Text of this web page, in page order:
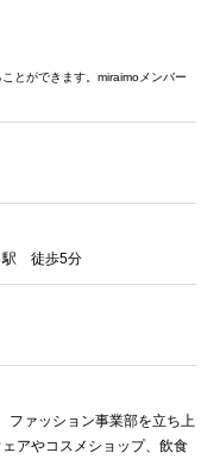
とができます。miraimoメンバー
駅 徒歩5分
ファッション事業部を立ち上
アやコスメショップ、飲食